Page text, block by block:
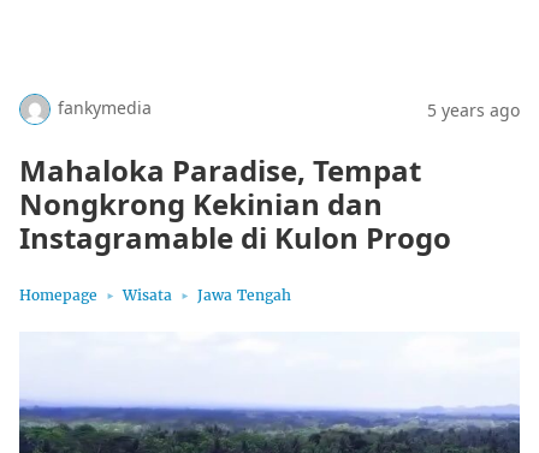
fankymedia 5 years ago
Mahaloka Paradise, Tempat
Nongkrong Kekinian dan
Instagramable di Kulon Progo
Homepage Wisata Jawa Tengah